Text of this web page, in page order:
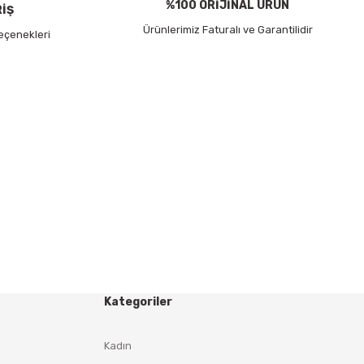
%100 ORİJİNAL ÜRÜN
Ürünlerimiz Faturalı ve Garantilidir
Kategoriler
Kadın